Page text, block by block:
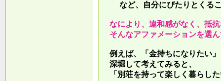
など、自分にぴたりとくるこ
なにより、違和感がなく、抵
そんなアファメーションを選
例えば、「金持ちになりたい
深堀して考えてみると、
「別荘を持って楽しく暮らし